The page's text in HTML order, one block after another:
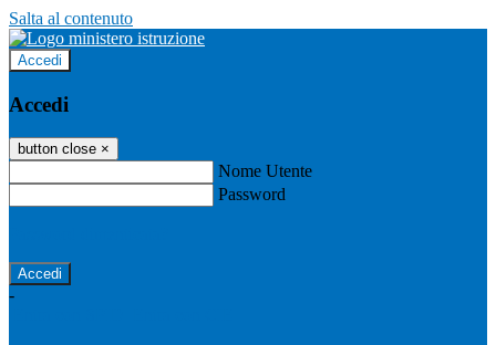
Salta al contenuto
Accedi
Accedi
button close ×
Nome Utente
Password
-